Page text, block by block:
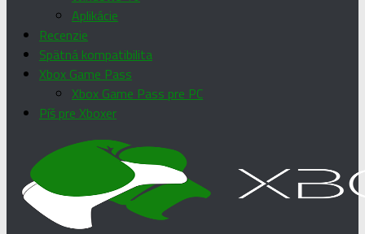
Aplikácie
Recenzie
Spätná kompatibilita
Xbox Game Pass
Xbox Game Pass pre PC
Píš pre Xboxer